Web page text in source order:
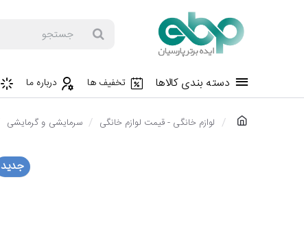
دسته بندی کالاها تخفیف ها درباره ما
لوازم خانگی - قیمت لوازم خانگی سرمایشی و گرمایشی
جدید